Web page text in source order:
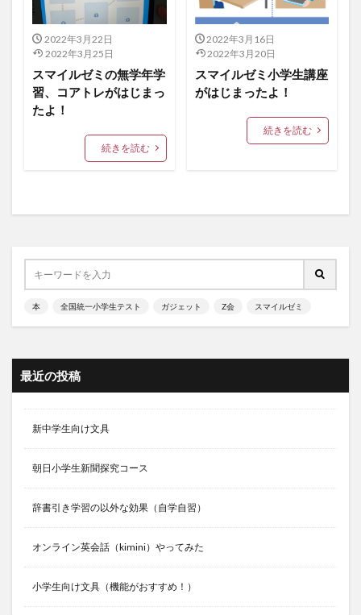
2022年3月22日
2022年3月25日
スマイルゼミの無学年学
習、コアトレがはじまっ
たよ！
続きを読む
2022年3月16日
2022年3月20日
スマイルゼミ小学生講座
がはじまったよ！
続きを読む
本 全国統一小学生テスト ガジェット Z会 スマイルゼミ
最近の投稿
新中学生向け文具
朝日小学生新聞探究コース
辞書引き学習の以外な効果（自学自習）
オンライン英会話（kimini）やってみた
小学生向け文具（機能がおすすめ！）